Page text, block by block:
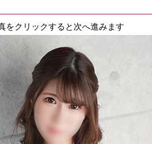
をクリックすると次へ進みます